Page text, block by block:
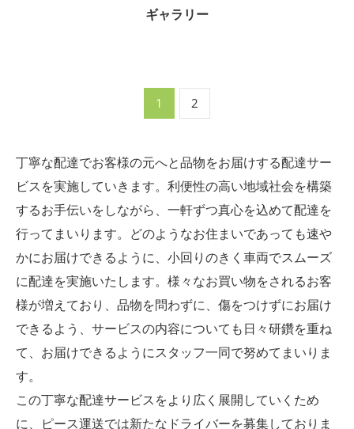
ギャラリー
1 2
丁寧な配達でお客様の元へと品物をお届けする配達サー
ビスを実施していきます。利便性の高い地域社会を構築
するお手伝いをしながら、一軒ずつ真心を込めて配達を
行ってまいります。どのようなお住まいであっても速や
かにお届けできるように、小回りのきく車両でスムーズ
に配達を実施いたします。様々なお買い物をされるお客
様が増えており、品物を問わずに、傷をつけずにお届け
できるよう、サービスの内容についても日々研鑽を重ね
て、お届けできるようにスタッフ一同で努めてまいりま
す。
この丁寧な配達サービスをより広く展開していくため
に、ピース運送では新たなドライバーを募集しておりま